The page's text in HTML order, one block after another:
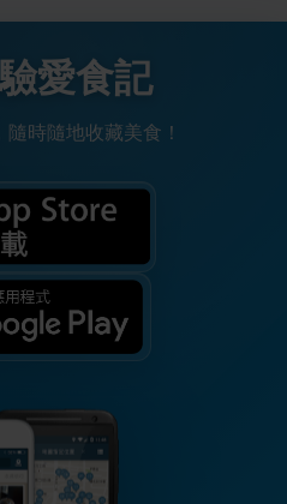
愛食記
時隨地收藏美食！